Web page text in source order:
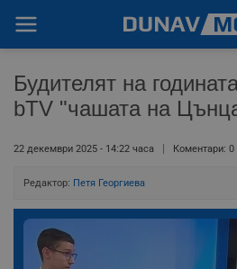
Будителят на
bTV "чашата на
22 декември 2025 - 14:22 часа Коментари: 0
Редактор: Петя Георгиева